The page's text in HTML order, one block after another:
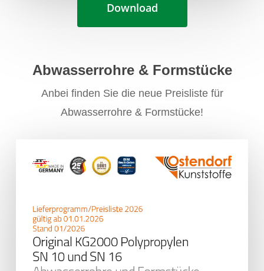
Download
Abwasserrohre & Formstücke
Anbei finden Sie die neue Preisliste für
Abwasserrohre & Formstücke!